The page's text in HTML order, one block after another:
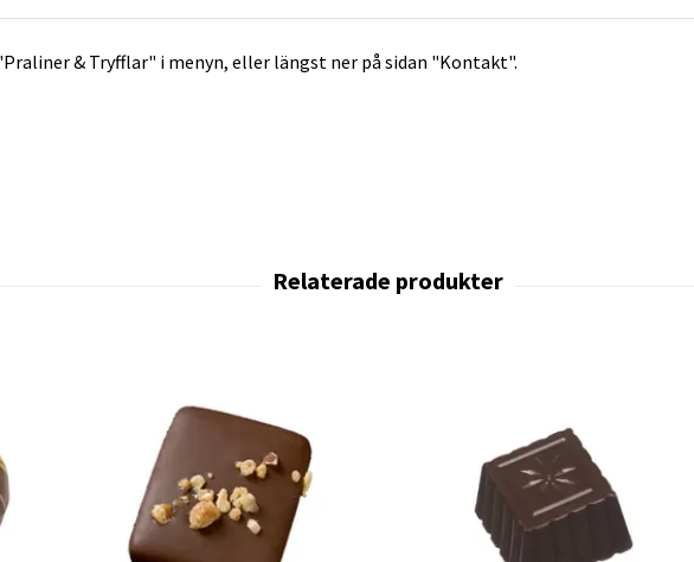
& Tryfflar" i menyn, eller längst ner på sidan "Kontakt".